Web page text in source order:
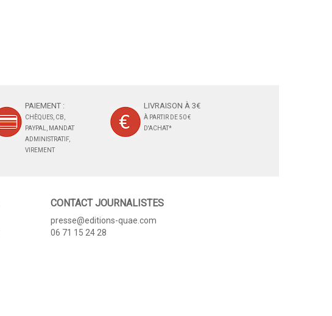
PAIEMENT :
CHÈQUES, CB,
PAYPAL, MANDAT
ADMINISTRATIF,
VIREMENT
LIVRAISON À 3€
À PARTIR DE 50 €
D'ACHAT*
CONTACT JOURNALISTES
presse@editions-quae.com
06 71 15 24 28